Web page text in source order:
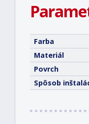
Farba
Materiál
Povrch
Spôsob